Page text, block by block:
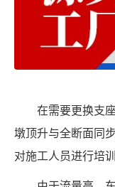
在需要更换支
墩顶升与全断面同
对施工人员进行培